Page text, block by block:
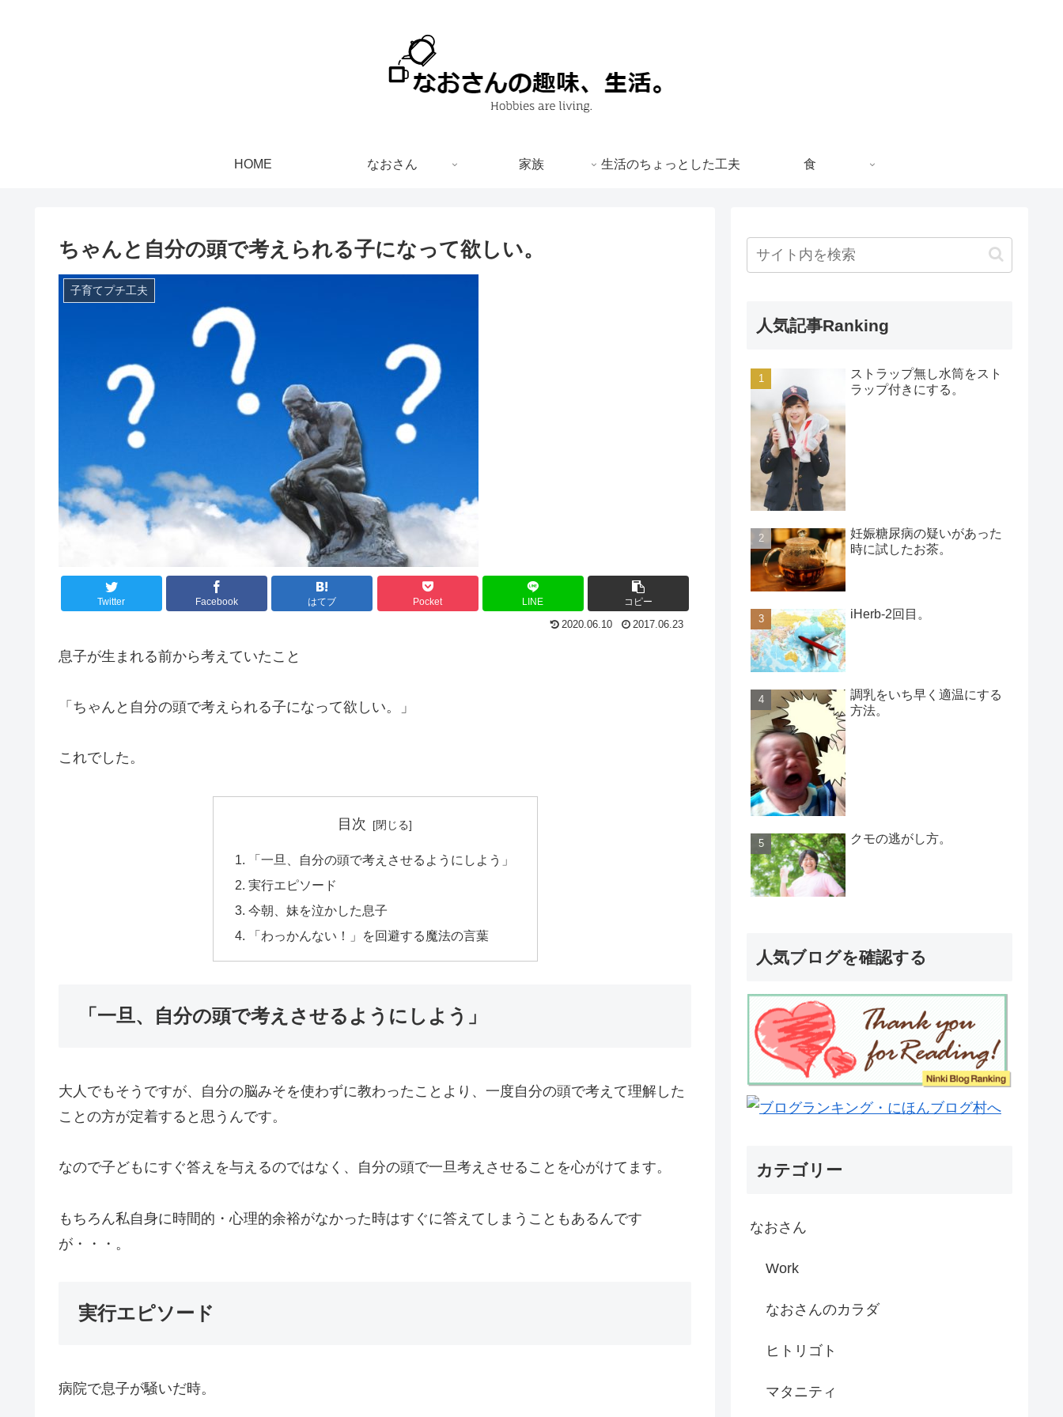
HOME なおさん 家族 生活のちょっとした工夫 食
ちゃんと自分の頭で考えられる子になって欲しい。
子育てプチ工夫
Twitter Facebook はてブ Pocket LINE コピー
2020.06.10 2017.06.23
息子が生まれる前から考えていたこと
「ちゃんと自分の頭で考えられる子になって欲しい。」
これでした。
目次
「一旦、自分の頭で考えさせるようにしよう」
実行エピソード
今朝、妹を泣かした息子
「わっかんない！」を回避する魔法の言葉
「一旦、自分の頭で考えさせるようにしよう」
大人でもそうですが、自分の脳みそを使わずに教わったことより、一度自分の頭で考えて理解した
ことの方が定着すると思うんです。
なので子どもにすぐ答えを与えるのではなく、自分の頭で一旦考えさせることを心がけてます。
もちろん私自身に時間的・心理的余裕がなかった時はすぐに答えてしまうこともあるんです
が・・・。
実行エピソード
病院で息子が騒いだ時。
人気記事Ranking
ストラップ無し水筒をスト
ラップ付きにする。
妊娠糖尿病の疑いがあった
時に試したお茶。
iHerb-2回目。
調乳をいち早く適温にする
方法。
クモの逃がし方。
人気ブログを確認する
カテゴリー
なおさん
Work
なおさんのカラダ
ヒトリゴト
マタニティ